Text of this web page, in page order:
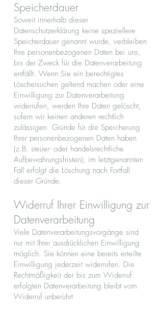
Speicherdauer
Soweit innerhalb dieser
Datenschutzerklärung keine speziellere
Speicherdauer genannt wurde, verbleiben
Ihre personenbezogenen Daten bei uns,
bis der Zweck für die Datenverarbeitung
entfällt. Wenn Sie ein berechtigtes
Löschersuchen geltend machen oder eine
Einwilligung zur Datenverarbeitung
widerrufen, werden Ihre Daten gelöscht,
sofern wir keinen anderen rechtlich
zulässigen Gründe für die Speicherung
Ihrer personenbezogenen Daten haben
(z.B. steuer- oder handelsrechtliche
Aufbewahrungsfristen); im letztgenannten
Fall erfolgt die Löschung nach Fortfall
dieser Gründe.
Widerruf Ihrer Einwilligung zur
Datenverarbeitung
Viele Datenverarbeitungsvorgänge sind
nur mit Ihrer ausdrücklichen Einwilligung
möglich. Sie können eine bereits erteilte
Einwilligung jederzeit widerrufen. Die
Rechtmäßigkeit der bis zum Widerruf
erfolgten Datenverarbeitung bleibt vom
Widerruf unberührt